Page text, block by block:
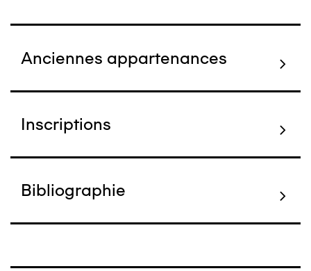
Anciennes appartenances
Inscriptions
Bibliographie